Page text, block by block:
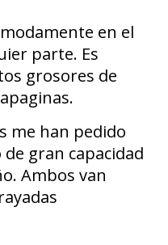
en el
parte. Es
grosores de
me han pedido
gran capacidad
Ambos van